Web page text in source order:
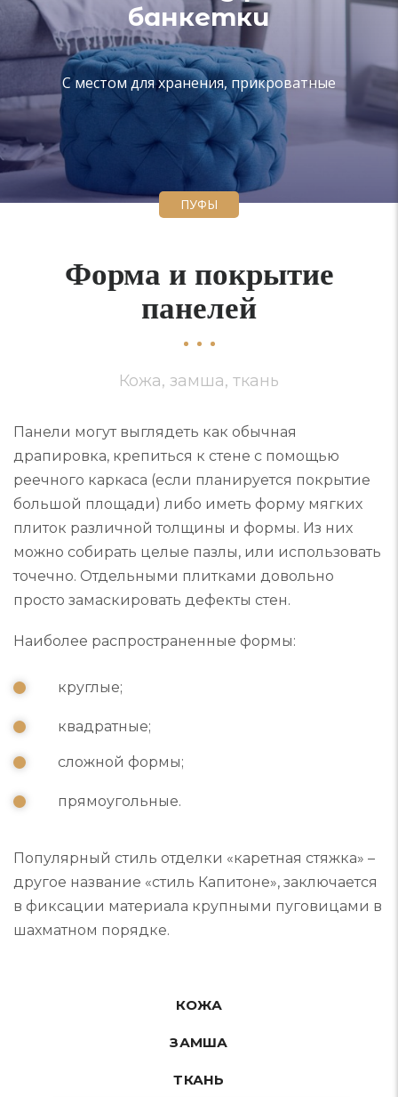
ПУФЫ
банкетки
С местом для хранения, прикроватные
Форма и покрытие
панелей
Кожа, замша, ткань
Панели могут выглядеть как обычная
драпировка, крепиться к стене с помощью
реечного каркаса (если планируется покрытие
большой площади) либо иметь форму мягких
плиток различной толщины и формы. Из них
можно собирать целые пазлы, или использовать
точечно. Отдельными плитками довольно
просто замаскировать дефекты стен.
Наиболее распространенные формы:
круглые;
квадратные;
сложной формы;
прямоугольные.
Популярный стиль отделки «каретная стяжка» –
другое название «стиль Капитоне», заключается
в фиксации материала крупными пуговицами в
шахматном порядке.
КОЖА
ЗАМША
ТКАНЬ